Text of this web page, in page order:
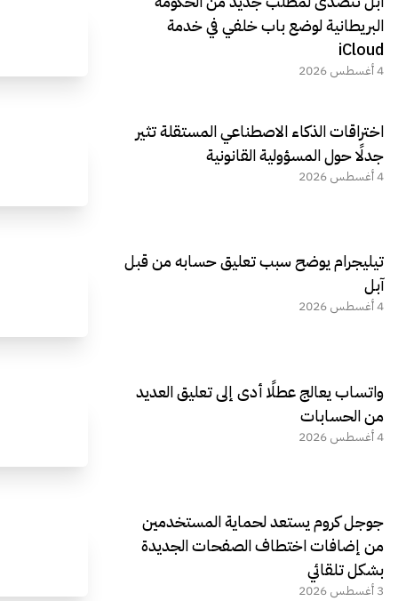
البريطانية لوضع باب خلفي في خدمة
iCloud
4 أغسطس 2026
اختراقات الذكاء الاصطناعي المستقلة تثير
جدلًا حول المسؤولية القانونية
4 أغسطس 2026
تيليجرام يوضح سبب تعليق حسابه من قبل
آبل
4 أغسطس 2026
واتساب يعالج عطلًا أدى إلى تعليق العديد
من الحسابات
4 أغسطس 2026
جوجل كروم يستعد لحماية المستخدمين
من إضافات اختطاف الصفحات الجديدة
بشكل تلقائي
3 أغسطس 2026